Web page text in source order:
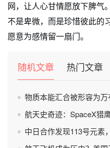
网，让人心甘情愿放下脾气
不是卑微，而是珍惜彼此的
愿意为感情留一扇门。
随机文章 热门文章
物质本能汇合被形容为万有
航天史奇迹：SpaceX猎
中日合作发现113号元素